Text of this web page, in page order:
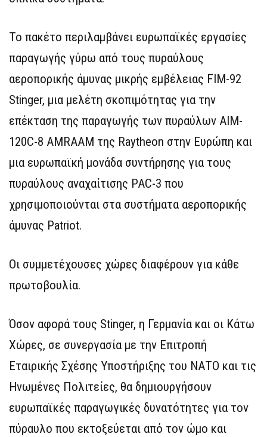
Το πακέτο περιλαμβάνει ευρωπαϊκές εργασίες
παραγωγής γύρω από τους πυραύλους
αεροπορικής άμυνας μικρής εμβέλειας FIM-92
Stinger, μια μελέτη σκοπιμότητας για την
επέκταση της παραγωγής των πυραύλων AIM-
120C-8 AMRAAM της Raytheon στην Ευρώπη και
μια ευρωπαϊκή μονάδα συντήρησης για τους
πυραύλους αναχαίτισης PAC-3 που
χρησιμοποιούνται στα συστήματα αεροπορικής
άμυνας Patriot.
Οι συμμετέχουσες χώρες διαφέρουν για κάθε
πρωτοβουλία.
Όσον αφορά τους Stinger, η Γερμανία και οι Κάτω
Χώρες, σε συνεργασία με την Επιτροπή
Εταιρικής Σχέσης Υποστήριξης του ΝΑΤΟ και τις
Ηνωμένες Πολιτείες, θα δημιουργήσουν
ευρωπαϊκές παραγωγικές δυνατότητες για τον
πύραυλο που εκτοξεύεται από τον ώμο και